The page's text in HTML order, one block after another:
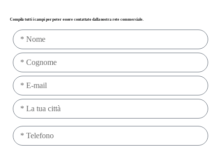
Compila tutti i campi per poter essere contattato dalla nostra rete commerciale.